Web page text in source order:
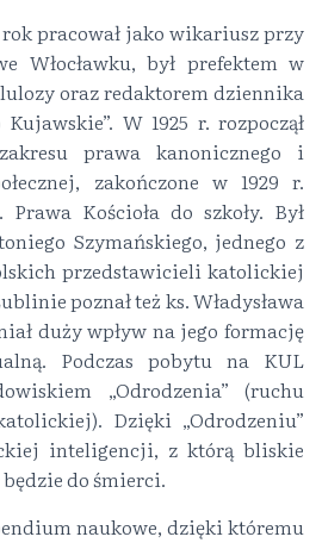
pracował jako wikariusz przy
Włocławku, był prefektem w
oraz redaktorem dziennika
Kujawskie”. W 1925 r. rozpoczął
prawa kanonicznego i
zakończone w 1929 r.
Kościoła do szkoły. Był
Szymańskiego, jednego z
przedstawicieli katolickiej
poznał też ks. Władysława
duży wpływ na jego formację
Podczas pobytu na KUL
„Odrodzenia” (ruchu
Dzięki „Odrodzeniu”
inteligencji, z którą bliskie
do śmierci.
naukowe, dzięki któremu